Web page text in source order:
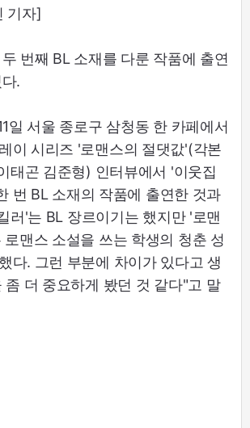
기자]
번째 BL 소재를 다룬 작품에 출연
.
일 서울 종로구 삼청동 한 카페에서
이 시리즈 '로맨스의 절댓값'(각본
태곤 김준형) 인터뷰에서 '이웃집
번 BL 소재의 작품에 출연한 것과
러'는 BL 장르이기는 했지만 '로맨
로맨스 소설을 쓰는 학생의 청춘 성
다. 그런 부분에 차이가 있다고 생
좀 더 중요하게 봤던 것 같다"고 말